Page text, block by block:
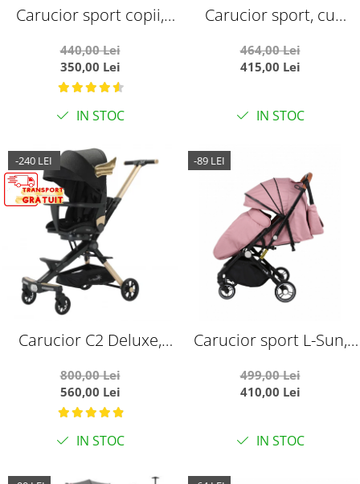
Carucior sport copii,
avion, cu sistem troller,
C8 negru
440,00 Lei
350,00 Lei
IN STOC
Carucior sport, cu
si troler, T700 For Angel,
Verde
464,00 Lei
415,00 Lei
IN STOC
-240 LEI
Carucior C2 Deluxe,
lumini si muzica, Negru
cu flori
800,00 Lei
560,00 Lei
IN STOC
-89 LEI
Carucior sport L-Sun,
troller, cu maner
reversibil, husa de
499,00 Lei
410,00 Lei
IN STOC